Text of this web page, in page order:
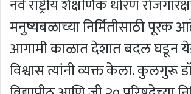
नवे राष्ट्रीय शैक्षणिक धोरण
मनुष्यबळाच्या निर्मितीसाठी पूरक
आगामी काळात देशात बदल घडून
विश्वास त्यांनी व्यक्त केला. कुलगुरू